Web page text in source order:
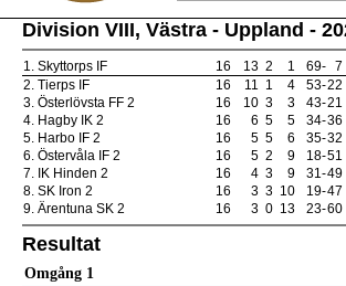
Division VIII, Västra - Uppland -
1. Skyttorps IF 16 13 2 1 69- 7
2. Tierps IF 16 11 1 4 53-22
3. Österlövsta FF 2 16 10 3 3 43-21
4. Hagby IK 2 16 6 5 5 34-36
5. Harbo IF 2 16 5 5 6 35-32
6. Östervåla IF 2 16 5 2 9 18-51
7. IK Hinden 2 16 4 3 9 31-49
8. SK Iron 2 16 3 3 10 19-47
9. Ärentuna SK 2 16 3 0 13 23-60
Resultat
Omgång 1